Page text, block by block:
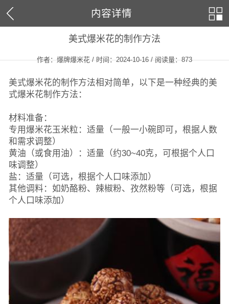
内容详情
美式爆米花的制作方法
作者：爆牌爆米花 / 时间：2024-10-16 / 阅读量：873
美式爆米花的制作方法相对简单，以下是一种经典的美
式爆米花制作方法：
材料准备：
专用爆米花玉米粒：适量（一般一小碗即可，根据人数
和需求调整）
黄油（或食用油）：适量（约30~40克，可根据个人口
味调整）
盐：适量（可选，根据个人口味添加）
其他调料：如奶酪粉、辣椒粉、孜然粉等（可选，根据
个人口味添加）